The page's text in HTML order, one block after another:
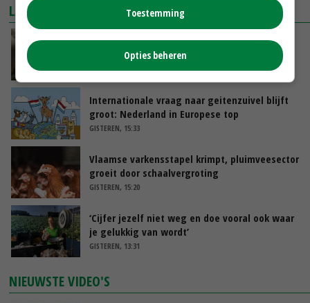
LAATSTE NIEUWS
‘Samenwerking A-ware en Amalthea gaat
zorgen voor meer balans’
GISTEREN, 16:01
Internationale vraag naar geitenzuivel blijft
groot: Nederland in Europese top
GISTEREN, 15:33
Vlaamse varkensstapel krimpt, pluimveesector
groeit door schaalvergroting
GISTEREN, 15:20
‘Cijfer jezelf niet weg en doe vooral ook waar
je gelukkig van wordt’
GISTEREN, 13:31
NIEUWSTE VIDEO'S
Toestemming
Opties beheren